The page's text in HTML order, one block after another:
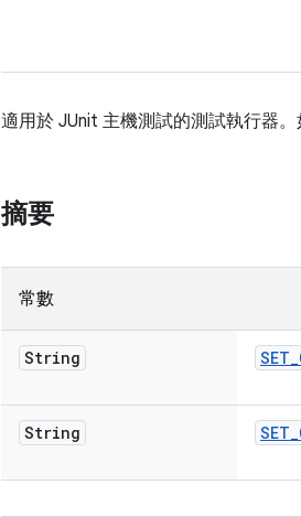
適用於 JUnit 主機測試的測試執行器
摘要
常數
String SET_
String SET_